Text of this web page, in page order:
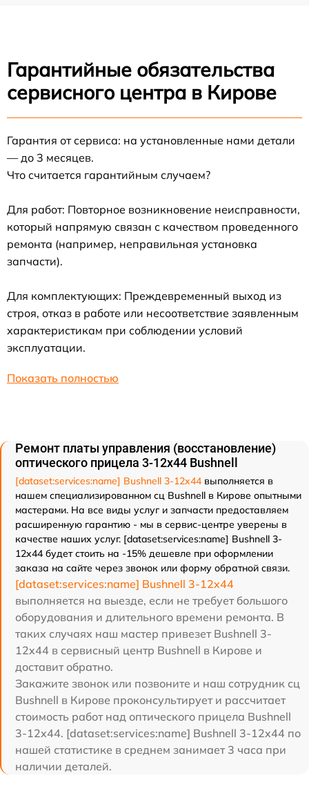
Гарантийные обязательства
сервисного центра в Кирове
Гарантия от сервиса: на установленные нами детали
— до 3 месяцев.
Что считается гарантийным случаем?
Для работ: Повторное возникновение неисправности,
который напрямую связан с качеством проведенного
ремонта (например, неправильная установка
запчасти).
Для комплектующих: Преждевременный выход из
строя, отказ в работе или несоответствие заявленным
характеристикам при соблюдении условий
эксплуатации.
Показать полностью
Ремонт платы управления (восстановление)
оптического прицела 3-12x44 Bushnell
[dataset:services:name] Bushnell 3-12x44 выполняется в
нашем специализированном сц Bushnell в Кирове опытными
мастерами. На все виды услуг и запчасти предоставляем
расширенную гарантию - мы в сервис-центре уверены в
качестве наших услуг. [dataset:services:name] Bushnell 3-
12x44 будет стоить на -15% дешевле при оформлении
заказа на сайте через звонок или форму обратной связи.
[dataset:services:name] Bushnell 3-12x44
выполняется на выезде, если не требует большого
оборудования и длительного времени ремонта. В
таких случаях наш мастер привезет Bushnell 3-
12x44 в сервисный центр Bushnell в Кирове и
доставит обратно.
Закажите звонок или позвоните и наш сотрудник сц
Bushnell в Кирове проконсультирует и рассчитает
стоимость работ над оптического прицела Bushnell
3-12x44. [dataset:services:name] Bushnell 3-12x44 по
нашей статистике в среднем занимает 3 часа при
наличии деталей.